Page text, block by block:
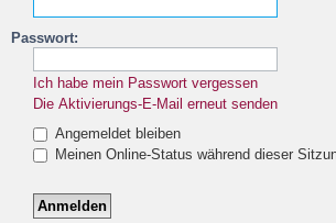
Passwort:
Ich habe mein Passwort vergessen
Die Aktivierungs-E-Mail erneut senden
Angemeldet bleiben
Meinen Online-Status während dieser